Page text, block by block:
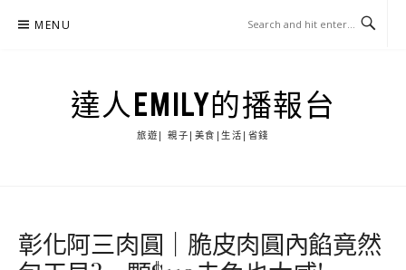
MENU
達人EMILY的播報台
旅遊| 親子|美食|生活|省錢
彰化阿三肉圓｜脆皮肉圓內餡竟然